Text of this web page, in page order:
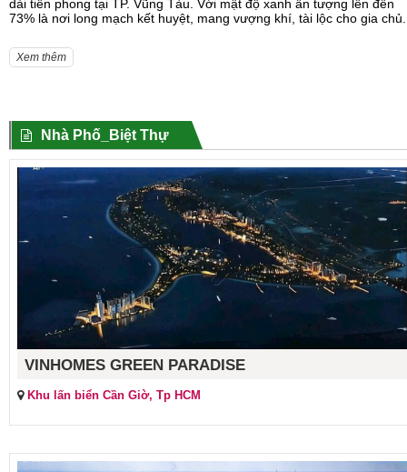
dài tiên phong tại TP. Vũng Tàu. Với mật độ xanh ấn tượng lên đến
73% là nơi long mạch kết huyệt, mang vượng khí, tài lộc cho gia chủ.
Xem thêm
Nhà Phố_Biệt Thự
VINHOMES GREEN PARADISE
Khu lấn biển Cần Giờ, Tp HCM